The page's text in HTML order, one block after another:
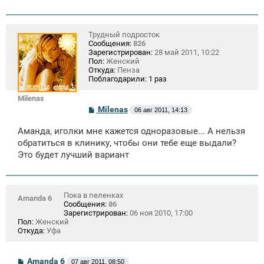
Milenas
Трудный подросток
Сообщения: 826
Зарегистрирован: 28 май 2011, 10:22
Пол: Женский
Откуда: Пенза
Поблагодарили: 1 раз
С
б
щ
н
е
Milenas 06 авг 2011, 14:13
Аманда, иголки мне кажется одноразовые... А нельзя
обратиться в клинику, чтобы они тебе еще выдали?
Это будет лучший вариант
Amanda 6
Пока в пеленках
Сообщения: 86
Зарегистрирован: 06 ноя 2010, 17:00
Пол: Женский
Откуда: Уфа
С
Amanda 6 07 авг 2011, 08:50